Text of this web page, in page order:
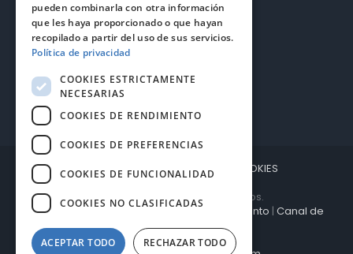
Teléfono:912 635 523
Email:info@bluetietar.es
REVOCAR CONSENTIMIENTO DE COOKIES
Copyright Bluetietar Multiservicios.
Política de Cookies |Derecho de Desistimiento | Canal de
denuncias
pueden combinarla con otra información
que les haya proporcionado o que hayan
recopilado a partir del uso de sus servicios.
Política de privacidad
COOKIES ESTRICTAMENTE
NECESARIAS
COOKIES DE RENDIMIENTO
COOKIES DE PREFERENCIAS
COOKIES DE FUNCIONALIDAD
COOKIES NO CLASIFICADAS
ACEPTAR TODO RECHAZAR TODO